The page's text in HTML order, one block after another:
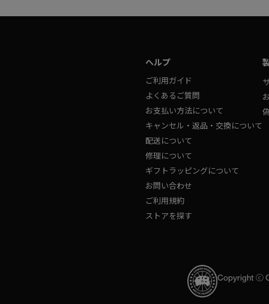
ヘルプ
ご利用ガイド
よくあるご質問
お支払い方法について
キャンセル・返品・交換について
配送について
修理について
ギフトラッピングについて
お問い合わせ
ご利用規約
ストアを探す
Copyright ⓒ